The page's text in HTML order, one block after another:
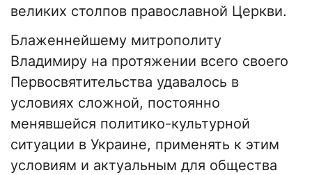
великих столпов православной Церкви.
Блаженнейшему митрополиту
Владимиру на протяжении всего своего
Первосвятительства удавалось в
условиях сложной, постоянно
менявшейся политико-культурной
ситуации в Украине, применять к этим
условиям и актуальным для общества